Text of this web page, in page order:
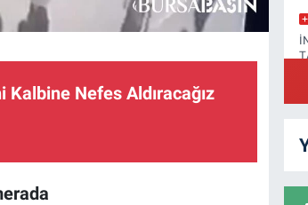
Kalbine Nefes Aldıracağız